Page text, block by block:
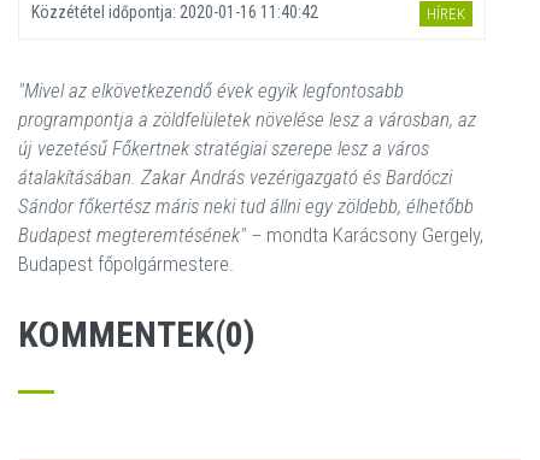
Közzététel időpontja: 2020-01-16 11:40:42 HÍREK
"Mivel az elkövetkezendő évek egyik legfontosabb
programpontja a zöldfelületek növelése lesz a városban, az
új vezetésű Főkertnek stratégiai szerepe lesz a város
átalakításában. Zakar András vezérigazgató és Bardóczi
Sándor főkertész máris neki tud állni egy zöldebb, élhetőbb
Budapest megteremtésének" – mondta Karácsony Gergely,
Budapest főpolgármestere.
KOMMENTEK(0)